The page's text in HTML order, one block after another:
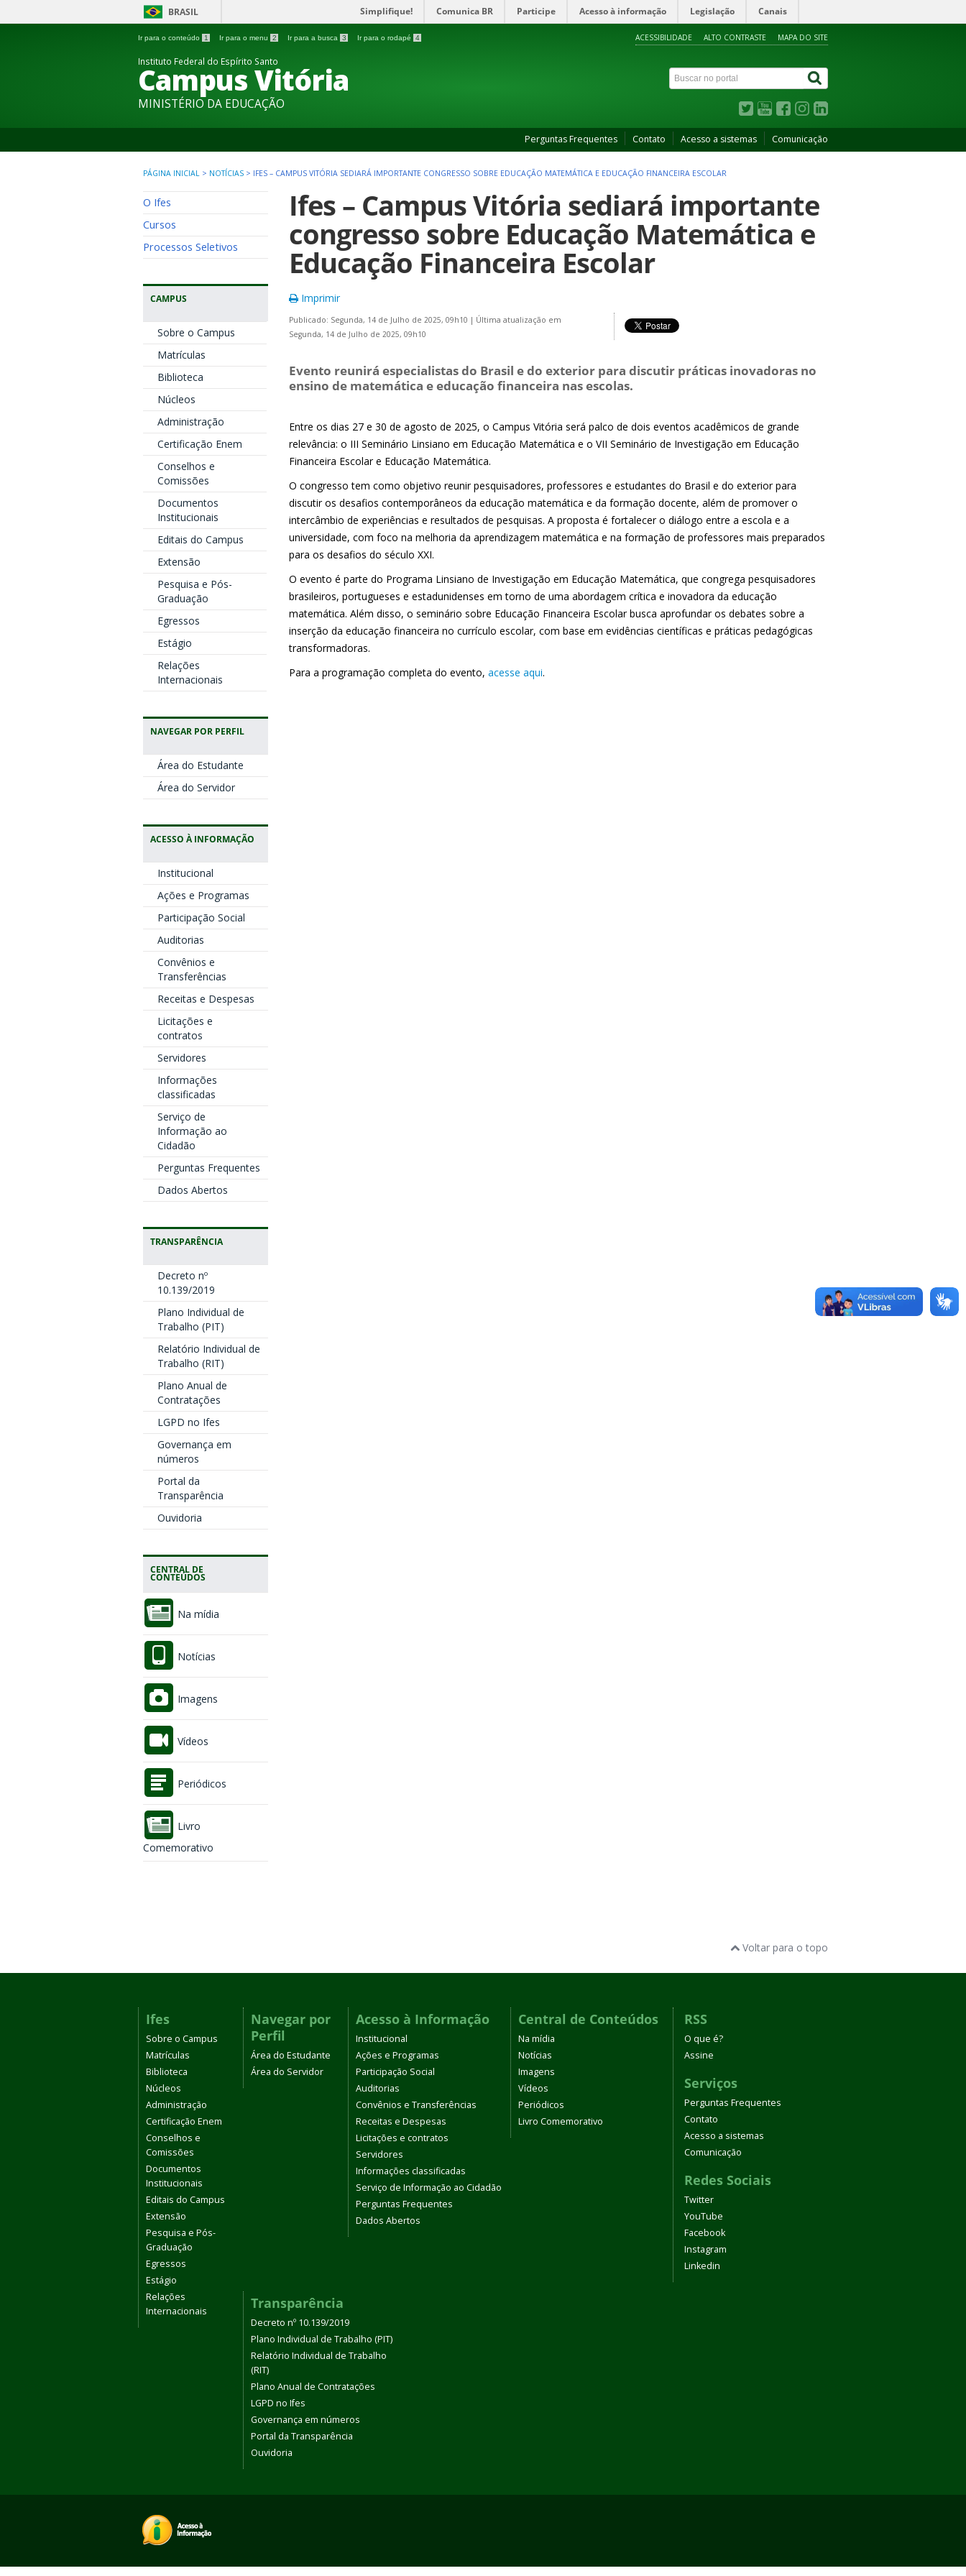
BRASIL Simplifique! Comunica BR Participe Acesso à informação Legislação Canais
Ir para o conteúdo 1 Ir para o menu 2 Ir para a busca 3 Ir para o rodapé 4 ACESSIBILIDADE ALTO CONTRASTE MAPA DO SITE
Instituto Federal do Espírito Santo
Campus Vitória
MINISTÉRIO DA EDUCAÇÃO
Perguntas Frequentes Contato Acesso a sistemas Comunicação
PÁGINA INICIAL > NOTÍCIAS > IFES – CAMPUS VITÓRIA SEDIARÁ IMPORTANTE CONGRESSO SOBRE EDUCAÇÃO MATEMÁTICA E EDUCAÇÃO FINANCEIRA ESCOLAR
O Ifes
Cursos
Processos Seletivos
CAMPUS
Sobre o Campus
Matrículas
Biblioteca
Núcleos
Administração
Certificação Enem
Conselhos e
Comissões
Documentos
Institucionais
Editais do Campus
Extensão
Pesquisa e Pós-
Graduação
Egressos
Estágio
Relações
Internacionais
NAVEGAR POR PERFIL
Área do Estudante
Área do Servidor
ACESSO À INFORMAÇÃO
Institucional
Ações e Programas
Participação Social
Auditorias
Convênios e
Transferências
Receitas e Despesas
Licitações e
contratos
Servidores
Informações
classificadas
Serviço de
Informação ao
Cidadão
Perguntas Frequentes
Dados Abertos
TRANSPARÊNCIA
Decreto nº
10.139/2019
Plano Individual de
Trabalho (PIT)
Relatório Individual de
Trabalho (RIT)
Plano Anual de
Contratações
LGPD no Ifes
Governança em
números
Portal da
Transparência
Ouvidoria
CENTRAL DE
CONTEÚDOS
Na mídia
Notícias
Imagens
Vídeos
Periódicos
Livro
Comemorativo
Ifes – Campus Vitória sediará importante
congresso sobre Educação Matemática e
Educação Financeira Escolar
Imprimir
Publicado: Segunda, 14 de Julho de 2025, 09h10 | Última atualização em
Segunda, 14 de Julho de 2025, 09h10
Evento reunirá especialistas do Brasil e do exterior para discutir práticas inovadoras no
ensino de matemática e educação financeira nas escolas.
Entre os dias 27 e 30 de agosto de 2025, o Campus Vitória será palco de dois eventos acadêmicos de grande
relevância: o III Seminário Linsiano em Educação Matemática e o VII Seminário de Investigação em Educação
Financeira Escolar e Educação Matemática.
O congresso tem como objetivo reunir pesquisadores, professores e estudantes do Brasil e do exterior para
discutir os desafios contemporâneos da educação matemática e da formação docente, além de promover o
intercâmbio de experiências e resultados de pesquisas. A proposta é fortalecer o diálogo entre a escola e a
universidade, com foco na melhoria da aprendizagem matemática e na formação de professores mais preparados
para os desafios do século XXI.
O evento é parte do Programa Linsiano de Investigação em Educação Matemática, que congrega pesquisadores
brasileiros, portugueses e estadunidenses em torno de uma abordagem crítica e inovadora da educação
matemática. Além disso, o seminário sobre Educação Financeira Escolar busca aprofundar os debates sobre a
inserção da educação financeira no currículo escolar, com base em evidências científicas e práticas pedagógicas
transformadoras.
Para a programação completa do evento, acesse aqui.
Voltar para o topo
Ifes
Sobre o Campus
Matrículas
Biblioteca
Núcleos
Administração
Certificação Enem
Conselhos e
Comissões
Documentos
Institucionais
Editais do Campus
Extensão
Pesquisa e Pós-
Graduação
Egressos
Estágio
Relações
Internacionais
Navegar por
Perfil
Área do Estudante
Área do Servidor
Acesso à Informação
Institucional
Ações e Programas
Participação Social
Auditorias
Convênios e Transferências
Receitas e Despesas
Licitações e contratos
Servidores
Informações classificadas
Serviço de Informação ao Cidadão
Perguntas Frequentes
Dados Abertos
Central de Conteúdos
Na mídia
Notícias
Imagens
Vídeos
Periódicos
Livro Comemorativo
RSS
O que é?
Assine
Serviços
Perguntas Frequentes
Contato
Acesso a sistemas
Comunicação
Redes Sociais
Twitter
YouTube
Facebook
Instagram
Linkedin
Transparência
Decreto nº 10.139/2019
Plano Individual de Trabalho (PIT)
Relatório Individual de Trabalho
(RIT)
Plano Anual de Contratações
LGPD no Ifes
Governança em números
Portal da Transparência
Ouvidoria